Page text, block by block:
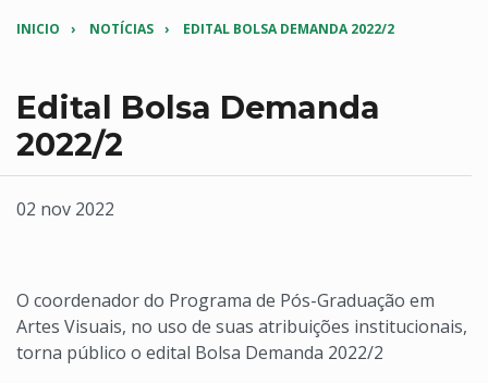
INICIO NOTÍCIAS EDITAL BOLSA DEMANDA 2022/2
Edital Bolsa Demanda
2022/2
02 nov 2022
O coordenador do Programa de Pós-Graduação em
Artes Visuais, no uso de suas atribuições institucionais,
torna público o edital Bolsa Demanda 2022/2